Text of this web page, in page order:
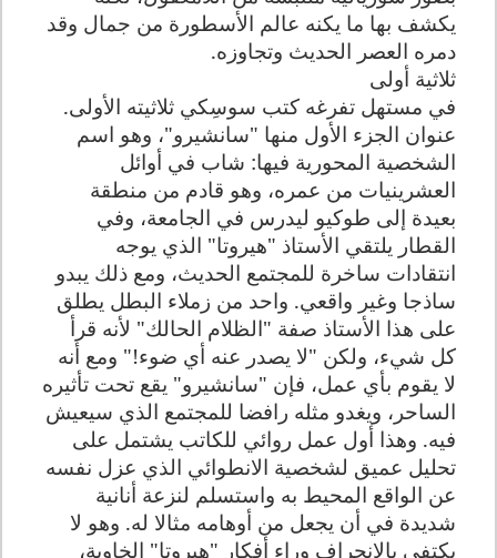
يكشف بها ما يكنه عالم الأسطورة من جمال وقد
دمره العصر الحديث وتجاوزه.
ثلاثية أولى
في مستهل تفرغه كتب سوسِكي ثلاثيته الأولى.
عنوان الجزء الأول منها "سانشيرو"، وهو اسم
الشخصية المحورية فيها: شاب في أوائل
العشرينيات من عمره، وهو قادم من منطقة
بعيدة إلى طوكيو ليدرس في الجامعة، وفي
القطار يلتقي الأستاذ "هيروتا" الذي يوجه
انتقادات ساخرة للمجتمع الحديث، ومع ذلك يبدو
ساذجا وغير واقعي. واحد من زملاء البطل يطلق
على هذا الأستاذ صفة "الظلام الحالك" لأنه قرأ
كل شيء، ولكن "لا يصدر عنه أي ضوء!" ومع أنه
لا يقوم بأي عمل، فإن "سانشيرو" يقع تحت تأثيره
الساحر، ويغدو مثله رافضا للمجتمع الذي سيعيش
فيه. وهذا أول عمل روائي للكاتب يشتمل على
تحليل عميق لشخصية الانطوائي الذي عزل نفسه
عن الواقع المحيط به واستسلم لنزعة أنانية
شديدة في أن يجعل من أوهامه مثالا له. وهو لا
يكتفي بالانجراف وراء أفكار "هيروتا" الخاوية،